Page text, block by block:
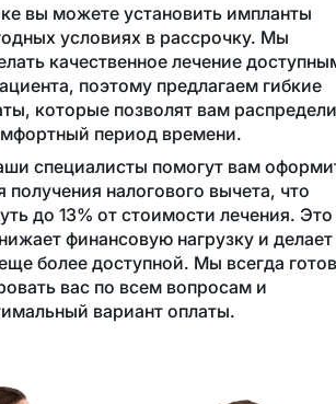
вы можете установить импланты
условиях в рассрочку. Мы
качественное лечение
поэтому предлагаем гибкие
которые позволят вам
период времени.
специалисты помогут вам
налогового вычета, что
до 13% от стоимости лечения. Это
финансовую нагрузку и делает
более доступной. Мы всегда
вас по всем вопросам и
вариант оплаты.